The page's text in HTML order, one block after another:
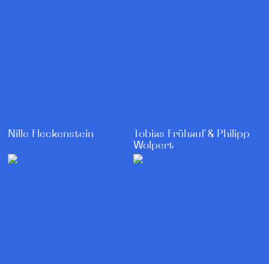
Nille Fleckenstein
Tobias Frühauf & Philipp
Wolpert